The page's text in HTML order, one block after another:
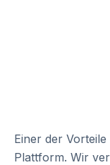
Einer der
Plattform. Wir